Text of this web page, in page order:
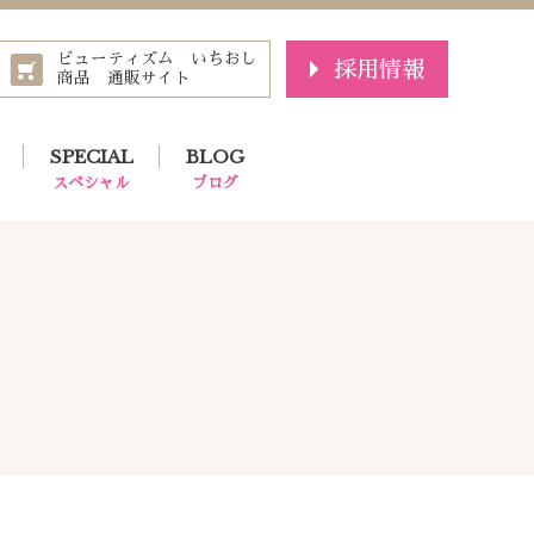
ビューティズム いちおし
商品 通販サイト
採用情報
SPECIAL
スペシャル
BLOG
ブログ